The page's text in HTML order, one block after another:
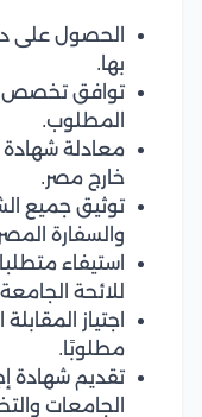
الحصول على
بها.
توافق تخصص
المطلوب.
معادلة شهادة
خارج مصر.
توثيق جميع
والسفارة
استيفاء
للائحة
اجتياز
مطلوبًا.
تقديم شهادة
الجامعات